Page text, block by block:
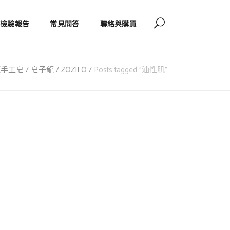
檢驗報告 常見問答 聯絡與購買
工皂 / 皂子龍 / ZOZILO / Posts tagged "油性肌"